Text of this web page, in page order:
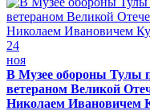
24
ноя
В Музее обороны Тулы
ветераном Великой
Николаем Ивановичем